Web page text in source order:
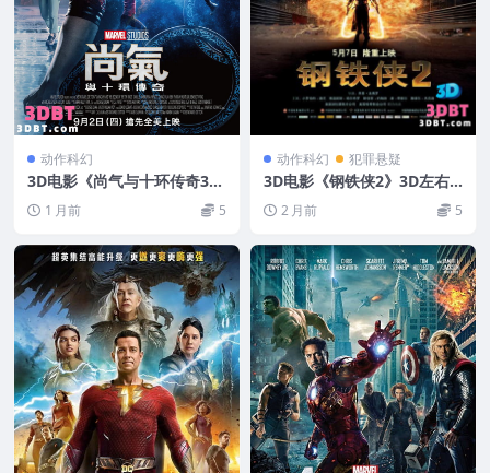
动作科幻
3D电影《尚气与十环传奇3
D》左右分屏格式 中文字幕 3
D 网盘下载
1 月前 5
动作科幻 犯罪悬疑
3D电影《钢铁侠2》3D左右
分屏格式 高清网盘 下载 VR3
D电影
2 月前 5